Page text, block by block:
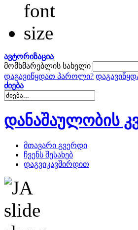
ავტორიზაცია
მომხმარებლის სახელი
დაგავიწყდათ პაროლი?
ძიება
დანაშაულობის
მთავარი გვერდი
ჩვენს შესახებ
დაგვიკავშირდით